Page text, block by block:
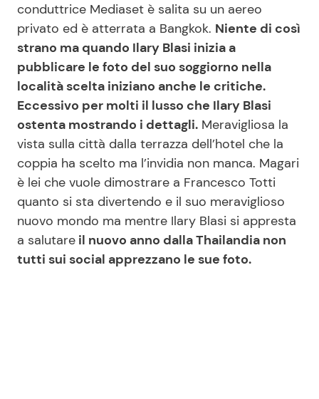
Mondo Mamma
News benessere
Salute
Viaggi e Turismo
Festività
Le Ricette in TV
Primi Piatti
Ricette Facili e Veloci
Ricette Feste
Ricette per Bambini
Seguici
conduttrice Mediaset è salita su un aereo
privato ed è atterrata a Bangkok. Niente di così
strano ma quando Ilary Blasi inizia a
pubblicare le foto del suo soggiorno nella
località scelta iniziano anche le critiche.
Eccessivo per molti il lusso che Ilary Blasi
ostenta mostrando i dettagli. Meravigliosa la
vista sulla città dalla terrazza dell’hotel che la
coppia ha scelto ma l’invidia non manca. Magari
è lei che vuole dimostrare a Francesco Totti
quanto si sta divertendo e il suo meraviglioso
nuovo mondo ma mentre Ilary Blasi si appresta
a salutare il nuovo anno dalla Thailandia non
tutti sui social apprezzano le sue foto.